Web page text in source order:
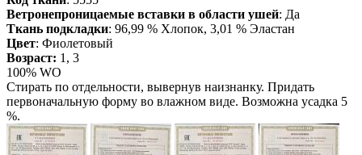
Ветронепроницаемые вставки в области ушей: Да
Ткань подкладки: 96,99 % Хлопок, 3,01 % Эластан
Цвет: Фиолетовый
Возраст: 1, 3
100% WO
Стирать по отдельности, вывернув наизнанку. Придать
первоначальную форму вo влажном виде. Возможна усадка 5
%.